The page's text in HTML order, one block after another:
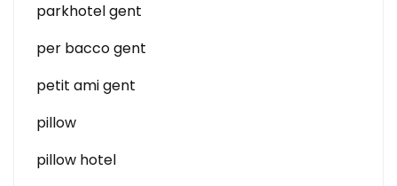
parkhotel gent
per bacco gent
petit ami gent
pillow
pillow hotel